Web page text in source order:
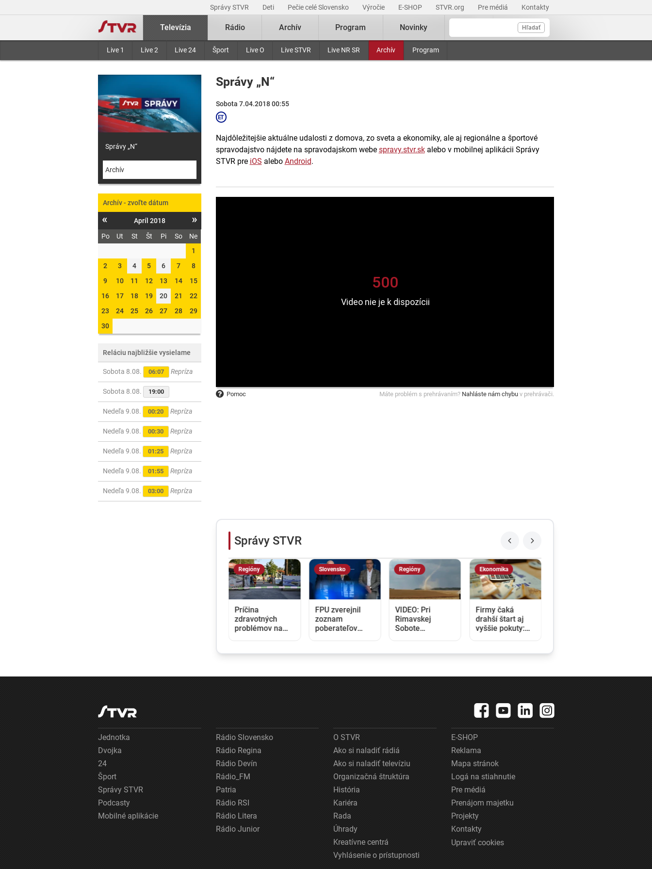
Správy STVR Deti Pečie celé Slovensko Výročie E-SHOP STVR.org Pre médiá Kontakty
Hľadať
Televízia
Live 1 Live 2 Live 24 Šport Live O Live STVR Live NR SR Archív Program
Rádio Archív Program Novinky
Správy „N“
Sobota 7.04.2018 00:55
Najdôležitejšie aktuálne udalosti z domova, zo sveta a ekonomiky, ale aj regionálne a športové
spravodajstvo nájdete na spravodajskom webe spravy.stvr.skalebo v mobilnej aplikácii Správy
STVR pre iOS alebo Android.
Pomoc Máte problém s prehrávaním? Nahláste nám chybu v prehrávači.
Správy „N“
Archív
Archív - zvoľte dátum
« Apríl 2018 »
Po Ut St Št Pi So
Ne
1
2
3 4 5 6 7
8
9
10 11 12 13 14
15
16
17 18 19 20 21
22
23
24 25 26 27 28
29
30
Reláciu najbližšie vysielame
Sobota 8.08. 06:07 Repríza
Sobota 8.08. 19:00
Nedeľa 9.08. 00:20 Repríza
Nedeľa 9.08. 00:30 Repríza
Nedeľa 9.08. 01:25 Repríza
Nedeľa 9.08. 01:55 Repríza
Nedeľa 9.08. 03:00 Repríza
Správy STVR
Regióny
Príčina
zdravotných
problémov na
ostáva nejasná.
Slovensko
FPU zverejnil
zoznam
poberateľov
a fond sa ním
Regióny
VIDEO: Pri
Rimavskej
Sobote
pripomínal
Ekonomika
Firmy čaká
drahší štart aj
vyššie pokuty:
obchodnom
Jednotka
Dvojka
24
Šport
Správy STVR
Podcasty
Mobilné aplikácie
Rádio Slovensko
Rádio Regina
Rádio Devín
Rádio_FM
Patria
Rádio RSI
Rádio Litera
Rádio Junior
O STVR
Ako si naladiť rádiá
Ako si naladiť televíziu
Organizačná štruktúra
História
Kariéra
Rada
Úhrady
Kreatívne centrá
Vyhlásenie o prístupnosti
E-SHOP
Reklama
Mapa stránok
Logá na stiahnutie
Pre médiá
Prenájom majetku
Projekty
Kontakty
Upraviť cookies